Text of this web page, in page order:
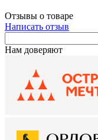
Отзывы о товаре
Написать отзыв
Нам доверяют